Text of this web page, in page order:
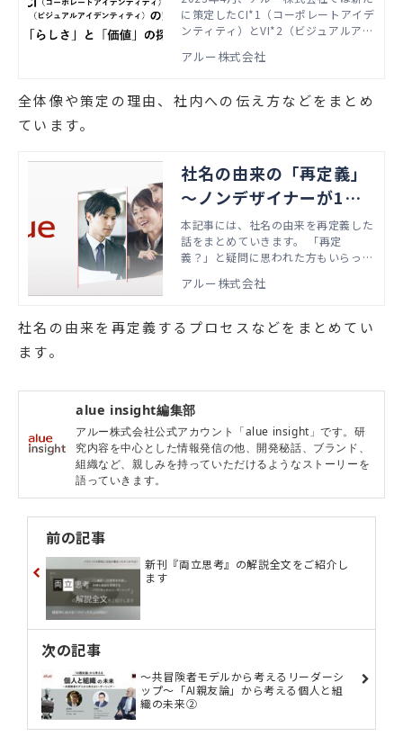
さ」と「価値」の探索～
に策定したCI*1（コーポレートアイデ
ンティティ）とVI*2（ビジュアルアイ
本リリースに伴い、コーポレートサイ
向性をそろえ、さらなる飛躍に向け、
アクセルを踏み込んでいきたいと思い
アルー株式会社
全体像や策定の理由、社内への伝え方などをまとめ
ています。
社名の由来の「再定義」
～ノンデザイナーが1年
かけてCIとVIの策定にチ
ャレンジした話②～
本記事には、社名の由来を再定義した
話をまとめていきます。 「再定
義？」と疑問に思われた方もいらっし
義です。 もちろん元々の社名の由来
に、改めて会社の想いを社名の由来に
も紐づけました。
アルー株式会社
社名の由来を再定義するプロセスなどをまとめてい
ます。
alue insight編集部
アルー株式会社公式アカウント「alue insight」です。研
究内容を中心とした情報発信の他、開発秘話、ブランド、
組織など、親しみを持っていただけるようなストーリーを
語っていきます。
前の記事
新刊『両立思考』の解説全文をご紹介し
ます
次の記事
～共冒険者モデルから考えるリーダーシ
ップ～「AI親友論」から考える個人と組
織の未来②